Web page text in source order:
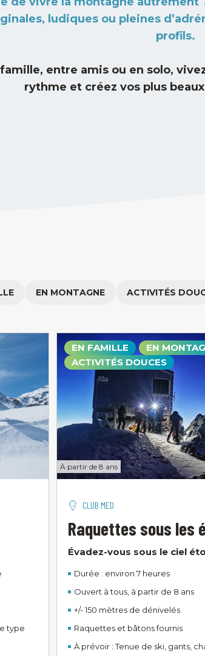
ludiques ou pleines
profils.
entre amis ou en solo,
rythme et créez vos plus
EN MONTAGNE ACTIVITÉS
type
À partir de 8 ans
CLUB MED
Raquettes sous les
Évadez-vous sous le ciel
Durée : environ 7 heures
Ouvert à tous, à partir de 8 ans
+/- 150 mètres de dénivelés
Raquettes et bâtons fournis
À prévoir : Tenue de ski, gants,
EN FAMILLE EN
ACTIVITÉS DOUCES